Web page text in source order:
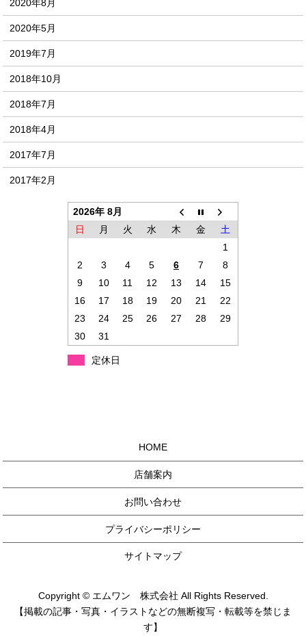
2020年8月
2020年5月
2019年7月
2018年10月
2018年7月
2018年4月
2017年7月
2017年2月
2026年 8月
日
月 火 水 木 金
土
1
2
3 4 5 6 7
8
9
10 11 12 13 14
15
16
17 18 19 20 21
22
23
24 25 26 27 28
29
30
31
定休日
HOME
店舗案内
お問い合わせ
プライバシーポリシー
サイトマップ
Copyright © エムワン 株式会社 All Rights Reserved.
【掲載の記事・写真・イラストなどの無断複写・転載等を禁じま
す】